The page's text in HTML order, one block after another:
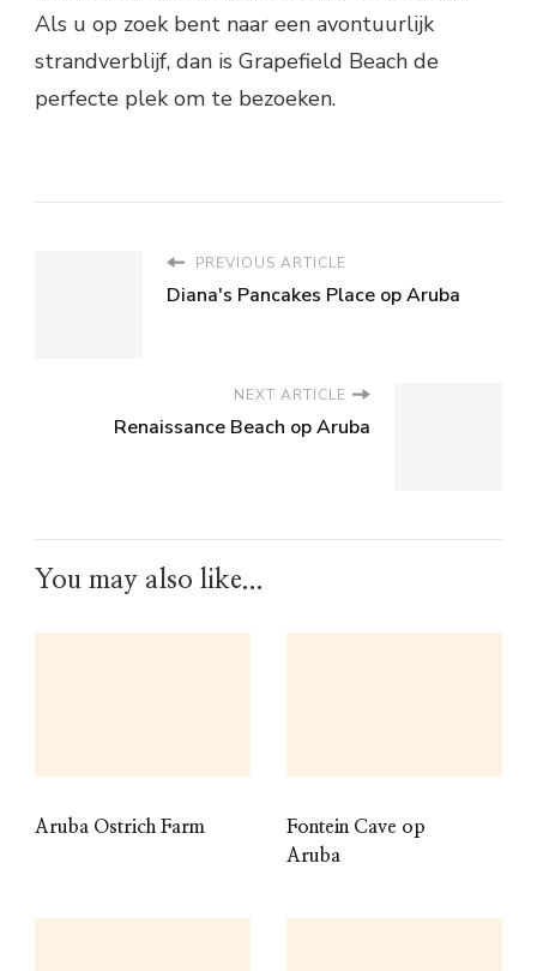
Als u op zoek bent naar een avontuurlijk
strandverblijf, dan is Grapefield Beach de
perfecte plek om te bezoeken.
PREVIOUS ARTICLE
Diana's Pancakes Place op Aruba
NEXT ARTICLE
Renaissance Beach op Aruba
You may also like...
Aruba Ostrich Farm
Fontein Cave op
Aruba